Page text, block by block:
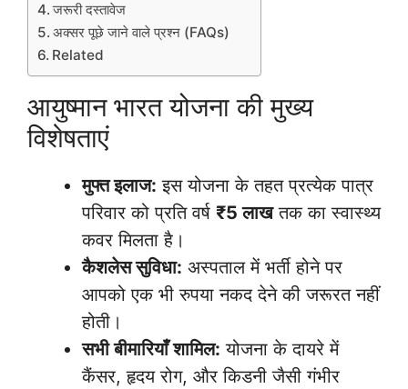
जरूरी दस्तावेज
अक्सर पूछे जाने वाले प्रश्न (FAQs)
Related
आयुष्मान भारत योजना की मुख्य
विशेषताएं
मुफ्त इलाज: इस योजना के तहत प्रत्येक पात्र
परिवार को प्रति वर्ष ₹5 लाखतक का स्वास्थ्य
कवर मिलता है।
कैशलेस सुविधा: अस्पताल में भर्ती होने पर
आपको एक भी रुपया नकद देने की जरूरत नहीं
होती।
सभी बीमारियाँ शामिल: योजना के दायरे में
कैंसर, हृदय रोग, और किडनी जैसी गंभीर